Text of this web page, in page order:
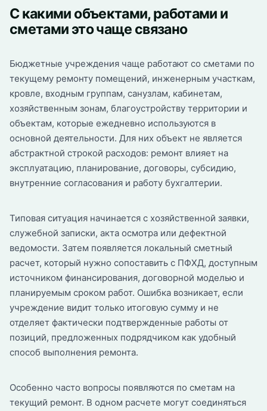
С какими объектами, работами и
сметами это чаще связано
Бюджетные учреждения чаще работают со сметами по
текущему ремонту помещений, инженерным участкам,
кровле, входным группам, санузлам, кабинетам,
хозяйственным зонам, благоустройству территории и
объектам, которые ежедневно используются в
основной деятельности. Для них объект не является
абстрактной строкой расходов: ремонт влияет на
эксплуатацию, планирование, договоры, субсидию,
внутренние согласования и работу бухгалтерии.
Типовая ситуация начинается с хозяйственной заявки,
служебной записки, акта осмотра или дефектной
ведомости. Затем появляется локальный сметный
расчет, который нужно сопоставить с ПФХД, доступным
источником финансирования, договорной моделью и
планируемым сроком работ. Ошибка возникает, если
учреждение видит только итоговую сумму и не
отделяет фактически подтвержденные работы от
позиций, предложенных подрядчиком как удобный
способ выполнения ремонта.
Особенно часто вопросы появляются по сметам на
текущий ремонт. В одном расчете могут соединяться